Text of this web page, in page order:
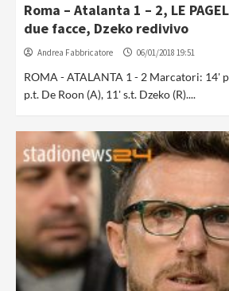
Roma – Atalanta 1 – 2, LE
due facce, Dzeko redivivo
Andrea Fabbricatore 06/01/2018 19:51
ROMA - ATALANTA 1 - 2 Marcatori: 14'
p.t. De Roon (A), 11' s.t. Dzeko (R)....